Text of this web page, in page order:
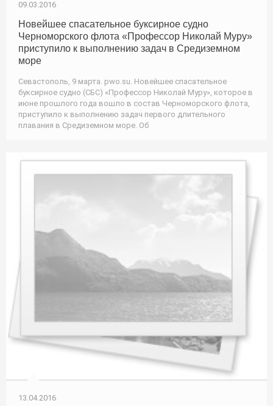
09.03.2016
Новейшее спасательное буксирное судно
Черноморского флота «Профессор Николай Муру»
приступило к выполнению задач в Средиземном
море
Севастополь, 9 марта. pwo.su. Новейшее спасательное
буксирное судно (СБС) «Профессор Николай Муру», которое в
июне прошлого года вошло в состав Черноморского флота,
приступило к выполнению задач первого длительного
плавания в Средиземном море. Об
13.04.2016